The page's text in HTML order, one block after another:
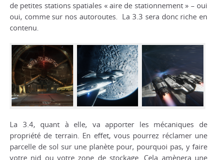
de petites stations spatiales « aire de stationnement » – oui
oui, comme sur nos autoroutes. La 3.3 sera donc riche en
contenu.
La 3.4, quant à elle, va apporter les mécaniques de
propriété de terrain. En effet, vous pourrez réclamer une
parcelle de sol sur une planète pour, pourquoi pas, y faire
votre nid ou votre zone de stockage. Cela amènera une